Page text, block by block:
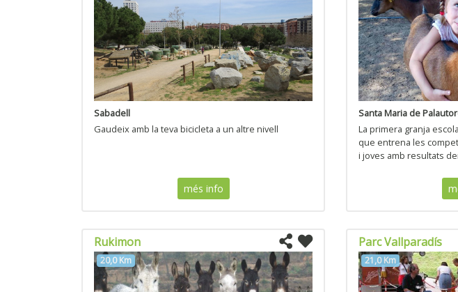
Sabadell
Gaudeix amb la teva bicicleta a un altre nivell
més info
Santa Maria de
La primera granja
que entrena les
i joves amb resultats
Rukimon
20,0 Km
Parc Vallparadís
21,0 Km